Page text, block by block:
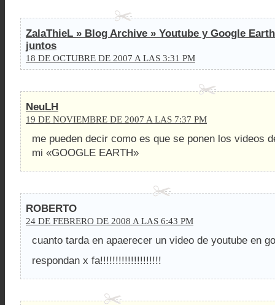
ZalaThieL » Blog Archive » Youtube y Google
juntos
18 DE OCTUBRE DE 2007 A LAS 3:31 PM
NeuLH
19 DE NOVIEMBRE DE 2007 A LAS 7:37 PM
me pueden decir como es que se ponen los videos
mi «GOOGLE EARTH»
ROBERTO
24 DE FEBRERO DE 2008 A LAS 6:43 PM
cuanto tarda en apaerecer un video de youtube en
respondan x fa!!!!!!!!!!!!!!!!!!!!